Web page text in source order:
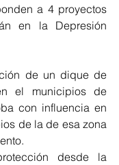
a 4 proyectos
en la Depresión
el municipios de
con influencia en
de la de esa zona
desde la